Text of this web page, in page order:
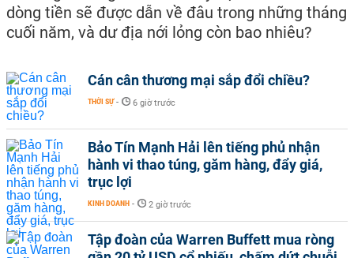
dòng tiền sẽ được dẫn về đâu trong những tháng
cuối năm, và dư địa nới lỏng còn bao nhiêu?
Cán cân thương mại sắp đổi chiều?
THỜI SỰ - 6 giờ trước
Bảo Tín Mạnh Hải lên tiếng phủ nhận
hành vi thao túng, găm hàng, đẩy giá,
trục lợi
KINH DOANH - 2 giờ trước
Tập đoàn của Warren Buffett mua ròng